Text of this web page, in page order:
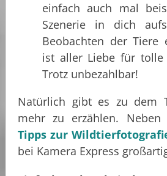
einfach auch mal
Szenerie in dich
Beobachten der Tiere
ist aller Liebe für tolle
Trotz unbezahlbar!
Natürlich gibt es zu dem
mehr zu erzählen. Neben
Tipps zur
bei Kamera Express